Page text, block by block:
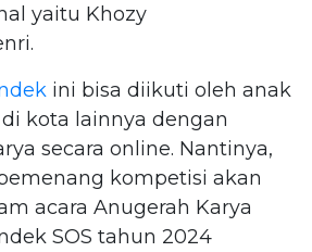
yaitu Khozy
ini bisa diikuti oleh anak
kota lainnya dengan
secara online. Nantinya,
kompetisi akan
acara Anugerah Karya
SOS tahun 2024